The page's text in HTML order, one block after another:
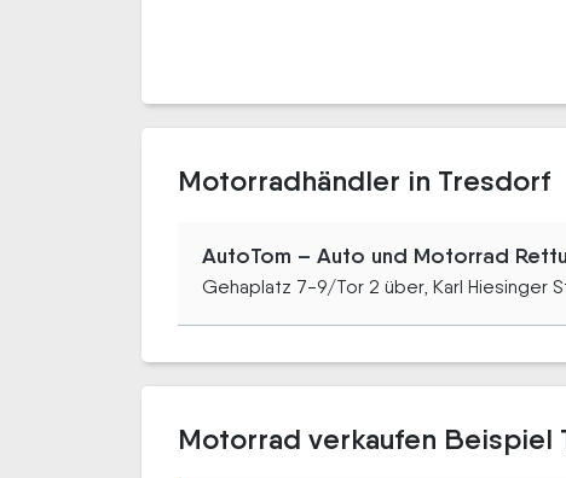
Motorradhändler in Tresdorf
AutoTom – Auto und Motorrad
Gehaplatz 7-9/Tor 2 über, Karl Hiesinger
Motorrad verkaufen Beispiel